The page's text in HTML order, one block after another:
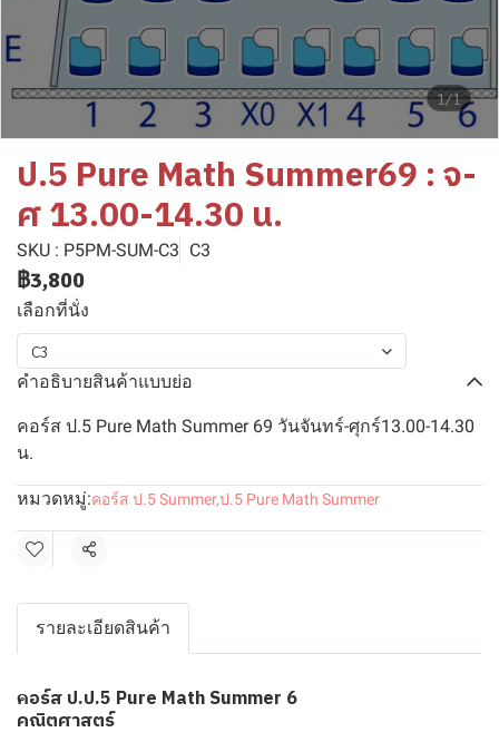
1/1
ป.5 Pure Math Summer69 : จ-
ศ 13.00-14.30 น.
SKU : P5PM-SUM-C3 C3
฿3,800
เลือกที่นั่ง
C3
คำอธิบายสินค้าแบบย่อ
คอร์ส ป.5 Pure Math Summer 69 วันจันทร์-ศุกร์13.00-14.30
น.
หมวดหมู่:คอร์ส ป.5 Summer,ป.5 Pure Math Summer
แชร์
รายละเอียดสินค้า
คอร์ส ป.ป.5 Pure Math Summer 6
คณิตศาสตร์